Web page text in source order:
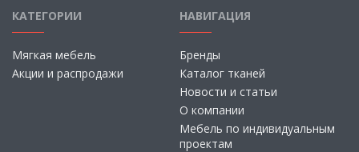
КАТЕГОРИИ
Мягкая мебель
Акции и распродажи
НАВИГАЦИЯ
Бренды
Каталог тканей
Новости и статьи
О компании
Мебель по индивидуальным
проектам